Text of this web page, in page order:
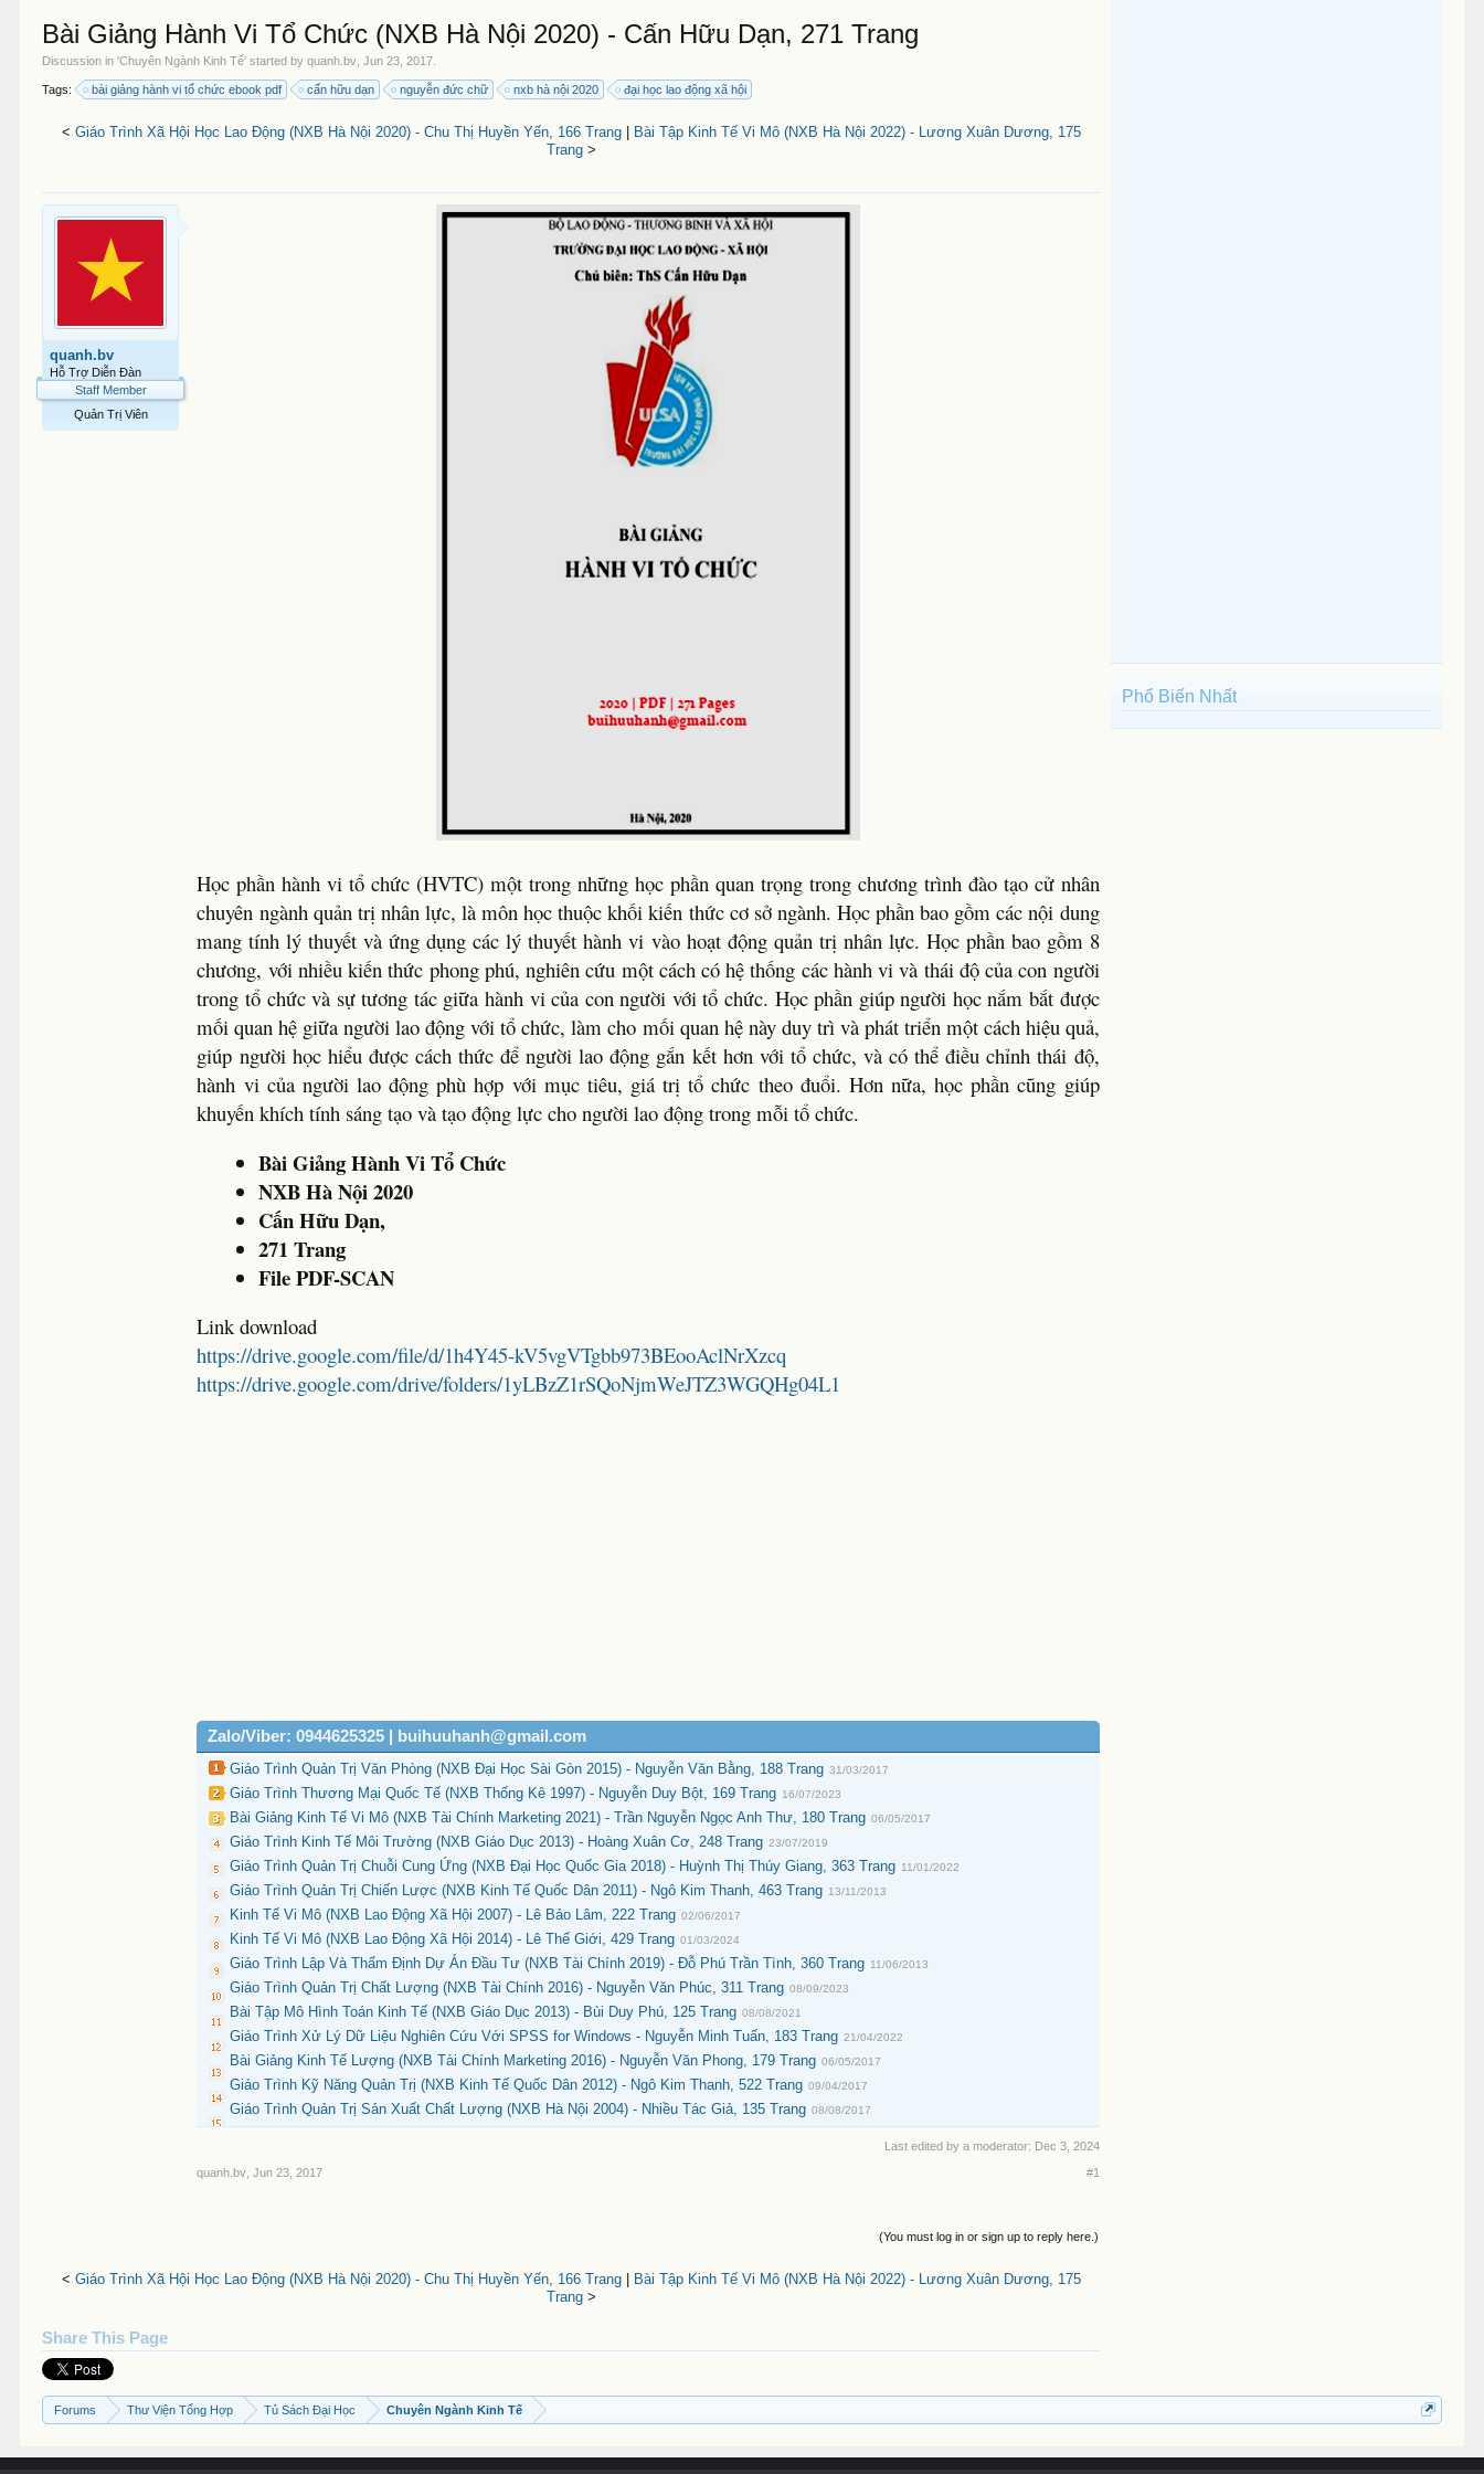
Bài Giảng Hành Vi Tổ Chức (NXB Hà Nội 2020) - Cấn Hữu Dạn, 271 Trang
Discussion in 'Chuyên Ngành Kinh Tế' started byquanh.bv ,Jun 23, 2017
Tags: bài giảng hành vi tổ chức ebook pdf cấn hữu dạn nguyễn đức chữ nxb hà nội 2020 đại học lao động xã hội
< Giáo Trình Xã Hội Học Lao Động (NXB Hà Nội 2020) - Chu Thị Huyền Yến, 166 Trang|
Bài Tập Kinh Tế Vi Mô (NXB Hà Nội 2022) - Lương Xuân Dương, 175
Trang>
quanh.bv
Hỗ Trợ Diễn Đàn
Staff Member
Quản Trị Viên
Học phần hành vi tổ chức (HVTC) một trong những học phần quan trọng trong chương trình đào tạo cử nhân
chuyên ngành quản trị nhân lực, là môn học thuộc khối kiến thức cơ sở ngành. Học phần bao gồm các nội dung
mang tính lý thuyết và ứng dụng các lý thuyết hành vi vào hoạt động quản trị nhân lực. Học phần bao gồm 8
chương, với nhiều kiến thức phong phú, nghiên cứu một cách có hệ thống các hành vi và thái độ của con người
trong tổ chức và sự tương tác giữa hành vi của con người với tổ chức. Học phần giúp người học nắm bắt được
mối quan hệ giữa người lao động với tổ chức, làm cho mối quan hệ này duy trì và phát triển một cách hiệu quả,
giúp người học hiểu được cách thức để người lao động gắn kết hơn với tổ chức, và có thể điều chỉnh thái độ,
hành vi của người lao động phù hợp với mục tiêu, giá trị tổ chức theo đuổi. Hơn nữa, học phần cũng giúp
khuyến khích tính sáng tạo và tạo động lực cho người lao động trong mỗi tổ chức.
Bài Giảng Hành Vi Tổ Chức
NXB Hà Nội 2020
Cấn Hữu Dạn,
271 Trang
File PDF-SCAN
Link download
https://drive.google.com/file/d/1h4Y45-kV5vgVTgbb973BEooAclNrXzcq
https://drive.google.com/drive/folders/1yLBzZ1rSQoNjmWeJTZ3WGQHg04L1
Zalo/Viber: 0944625325 | buihuuhanh@gmail.com
Giáo Trình Quản Trị Văn Phòng (NXB Đại Học Sài Gòn 2015) - Nguyễn Văn Bằng, 188 Trang 31/03/2017
Giáo Trình Thương Mại Quốc Tế (NXB Thống Kê 1997) - Nguyễn Duy Bột, 169 Trang 16/07/2023
Bài Giảng Kinh Tế Vi Mô (NXB Tài Chính Marketing 2021) - Trần Nguyễn Ngọc Anh Thư, 180 Trang 06/05/2017
Giáo Trình Kinh Tế Môi Trường (NXB Giáo Dục 2013) - Hoàng Xuân Cơ, 248 Trang 23/07/2019
Giáo Trình Quản Trị Chuỗi Cung Ứng (NXB Đại Học Quốc Gia 2018) - Huỳnh Thị Thúy Giang, 363 Trang 11/01/2022
Giáo Trình Quản Trị Chiến Lược (NXB Kinh Tế Quốc Dân 2011) - Ngô Kim Thanh, 463 Trang 13/11/2013
Kinh Tế Vi Mô (NXB Lao Động Xã Hội 2007) - Lê Bảo Lâm, 222 Trang 02/06/2017
Kinh Tế Vi Mô (NXB Lao Động Xã Hội 2014) - Lê Thế Giới, 429 Trang 01/03/2024
Giáo Trình Lập Và Thẩm Định Dự Án Đầu Tư (NXB Tài Chính 2019) - Đỗ Phú Trần Tình, 360 Trang 11/06/2013
Giáo Trình Quản Trị Chất Lượng (NXB Tài Chính 2016) - Nguyễn Văn Phúc, 311 Trang 08/09/2023
Bài Tập Mô Hình Toán Kinh Tế (NXB Giáo Dục 2013) - Bùi Duy Phú, 125 Trang 08/08/2021
Giáo Trình Xử Lý Dữ Liệu Nghiên Cứu Với SPSS for Windows - Nguyễn Minh Tuấn, 183 Trang 21/04/2022
Bài Giảng Kinh Tế Lượng (NXB Tài Chính Marketing 2016) - Nguyễn Văn Phong, 179 Trang 06/05/2017
Giáo Trình Kỹ Năng Quản Trị (NXB Kinh Tế Quốc Dân 2012) - Ngô Kim Thanh, 522 Trang 09/04/2017
Giáo Trình Quản Trị Sản Xuất Chất Lượng (NXB Hà Nội 2004) - Nhiều Tác Giả, 135 Trang 08/08/2017
Last edited by a moderator: Dec 3, 2024
quanh.bv Jun 23, 2017 #1
(You must log in or sign up to reply here.)
< Giáo Trình Xã Hội Học Lao Động (NXB Hà Nội 2020) - Chu Thị Huyền Yến, 166 Trang|
Bài Tập Kinh Tế Vi Mô (NXB Hà Nội 2022) - Lương Xuân Dương, 175
Trang>
Share This Page
Phổ Biến Nhất
Forums Thư Viện Tổng Hợp Tủ Sách Đại Học Chuyên Ngành Kinh Tế